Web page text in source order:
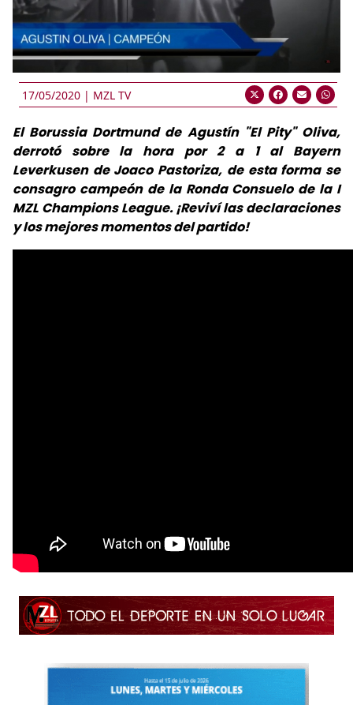
17/05/2020 | MZL TV
El Borussia Dortmund de Agustín "El Pity" Oliva,
derrotó sobre la hora por 2 a 1 al Bayern
Leverkusen de Joaco Pastoriza, de esta forma se
consagro campeón de la Ronda Consuelo de la I
MZL Champions League. ¡Reviví las declaraciones
y los mejores momentos del partido!